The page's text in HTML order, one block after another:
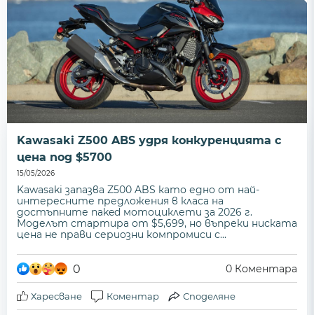
Kawasaki Z500 ABS удря конкуренцията с
цена под $5700
15/05/2026
Kawasaki запазва Z500 ABS като едно от най-
интересните предложения в класа на
достъпните naked мотоциклети за 2026 г.
Моделът стартира от $5,699, но въпреки ниската
цена не прави сериозни компромиси с...
0 0 Коментара
Харесване Коментар Споделяне